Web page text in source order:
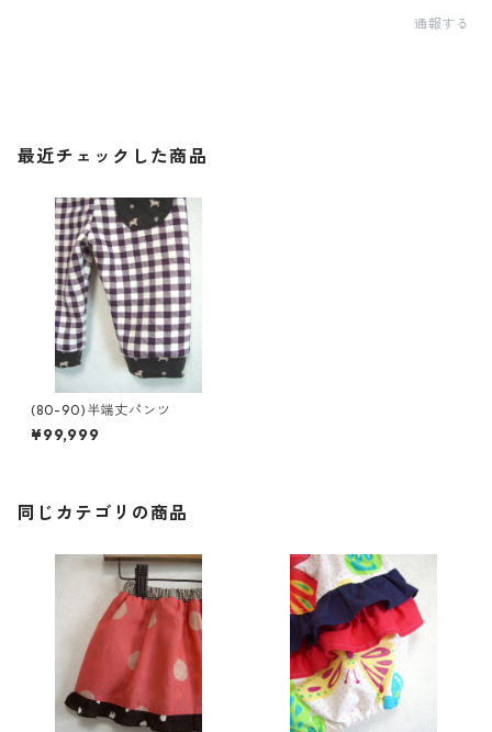
通報する
最近チェックした商品
(80-90)半端丈パンツ
¥99,999
同じカテゴリの商品